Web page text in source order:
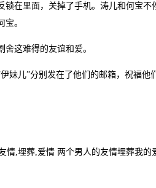
里面，关掉了手机。涛儿和何宝不
。
这难得的友谊和爱。
儿”分别发在了他们的邮箱，祝福他
情,埋葬,爱情 两个男人的友情埋葬我的